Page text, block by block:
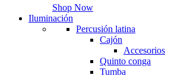
Shop Now
Iluminación
Percusión latina
Cajón
Accesorios
Quinto conga
Tumba